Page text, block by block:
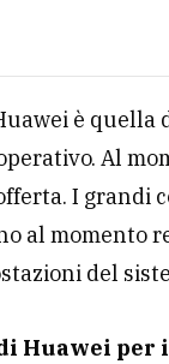
è
Al
I grandi
al momento
del
Huawei